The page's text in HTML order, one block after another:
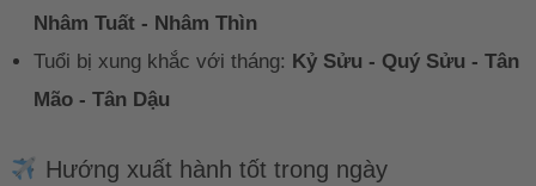
Nhâm Tuất - Nhâm Thìn
Tuổi bị xung khắc với tháng: Kỷ Sửu - Quý Sửu - Tân
Mão - Tân Dậu
Hướng xuất hành tốt trong ngày